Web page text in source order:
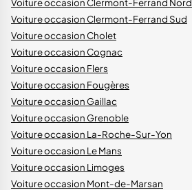
Voiture occasion Clermont-Ferrand Sud
Voiture occasion Cholet
Voiture occasion Cognac
Voiture occasion Flers
Voiture occasion Fougères
Voiture occasion Gaillac
Voiture occasion Grenoble
Voiture occasion La-Roche-Sur-Yon
Voiture occasion Le Mans
Voiture occasion Limoges
Voiture occasion Mont-de-Marsan